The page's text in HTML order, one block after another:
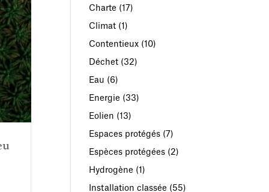
Charte (17)
Climat(1)
Contentieux(10)
Déchet(32)
Eau (6)
Energie (33)
Eolien (13)
Espaces protégés(7)
Espèces protégées(2)
Hydrogène (1)
Installation classée (55)